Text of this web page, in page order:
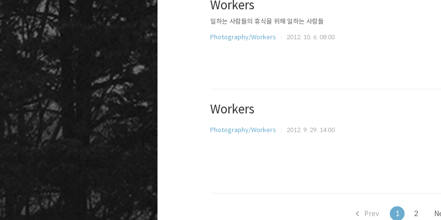
Workers
일하는 사람들의 휴식을 위해 일하는 사람들
Photography/Workers
2012. 10. 6. 08:00
Workers
Photography/Workers 2012. 9. 29. 14:00
Prev 1 2